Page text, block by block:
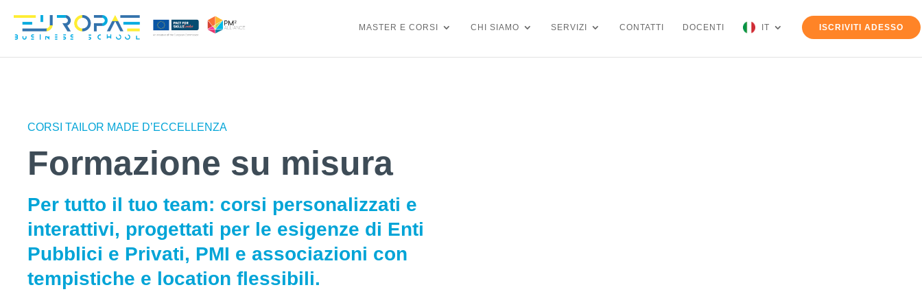
MASTER E CORSI CHI SIAMO SERVIZI CONTATTI DOCENTI IT ISCRIVITI ADESSO
CORSI TAILOR MADE D’ECCELLENZA
Formazione su misura
Per tutto il tuo team: corsi personalizzati e
interattivi, progettati per le esigenze di Enti
Pubblici e Privati, PMI e associazioni con
tempistiche e location flessibili.